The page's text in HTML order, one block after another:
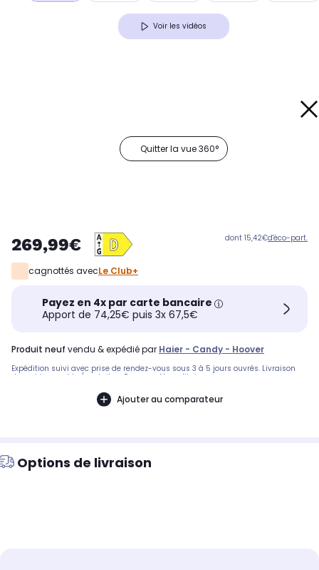
Voir les vidéos
Quitter la vue 360°
269,99€ dont 15,42€d'éco-part.
cagnottés avecLe Club+
Payez en 4x par carte bancaire
Apport de 74,25€ puis 3x 67,5€
produit neuf vendu & expédié par Haier - Candy - Hoover
Expédition suivi avec prise de rendez-vous sous 3 à 5 jours ouvrés. Livraison
devant immeuble / portail en France métropolitaine
Ajouter au comparateur
Options de livraison